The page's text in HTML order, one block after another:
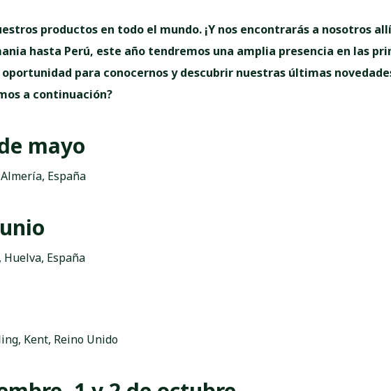
productos en todo el mundo. ¡Y nos encontrarás a nosotros
hasta Perú, este año tendremos una amplia presencia en las
para conocernos y descubrir nuestras últimas
a continuación?
mayo
España
, Huelva, España
Kent, Reino Unido